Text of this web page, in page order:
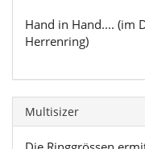
Hand in Hand.... (im
Herrenring)
Multisizer